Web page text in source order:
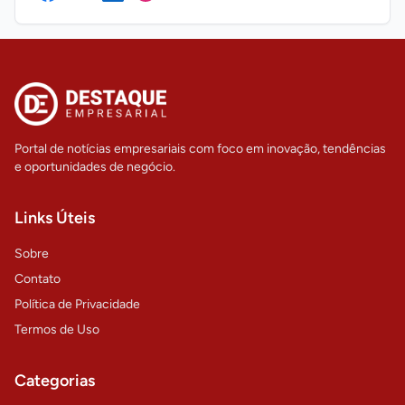
Portal de notícias empresariais com foco em inovação, tendências
e oportunidades de negócio.
Links Úteis
Sobre
Contato
Política de Privacidade
Termos de Uso
Categorias